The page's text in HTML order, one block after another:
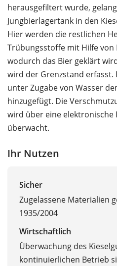
herausgefiltert wurde,
Jungbierlagertank in den
Hier werden die restlichen
Trübungsstoffe mit Hilfe von
wodurch das Bier geklärt
wird der Grenzstand erfasst.
unter Zugabe von Wasser
hinzugefügt. Die
wird über eine
überwacht.
Ihr Nutzen
Sicher
Zugelassene Materialien
1935/2004
Wirtschaftlich
Überwachung des
kontinuierlichen Betrieb